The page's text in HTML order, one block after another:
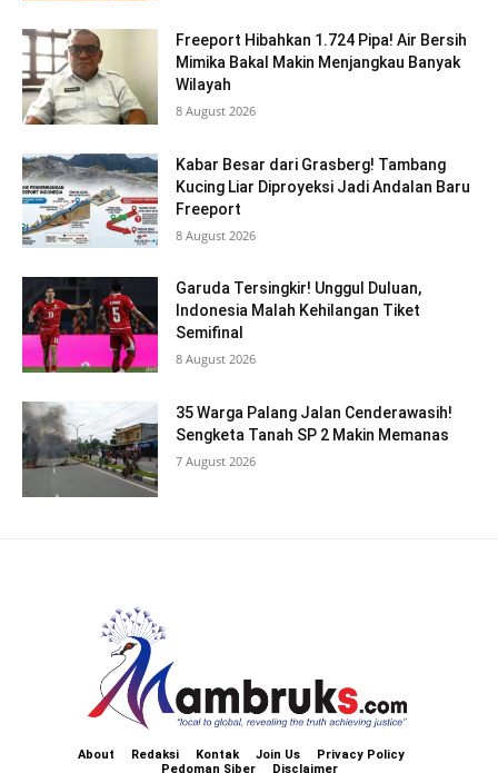
Freeport Hibahkan 1.724 Pipa! Air Bersih
Mimika Bakal Makin Menjangkau Banyak
Wilayah
8 August 2026
Kabar Besar dari Grasberg! Tambang
Kucing Liar Diproyeksi Jadi Andalan Baru
Freeport
8 August 2026
Garuda Tersingkir! Unggul Duluan,
Indonesia Malah Kehilangan Tiket
Semifinal
8 August 2026
35 Warga Palang Jalan Cenderawasih!
Sengketa Tanah SP 2 Makin Memanas
7 August 2026
About Redaksi Kontak Join Us
Privacy Policy
Pedoman Siber
Disclaimer